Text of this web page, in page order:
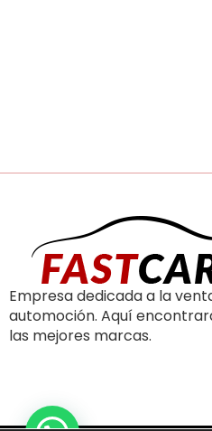
Empresa dedicada a la
automoción. Aquí
las mejores marcas.